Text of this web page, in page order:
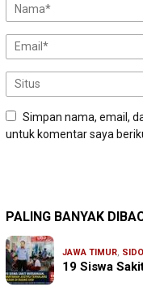
Simpan nama, email,
untuk komentar saya
PALING BANYAK
JAWA TIMUR,
19 Siswa